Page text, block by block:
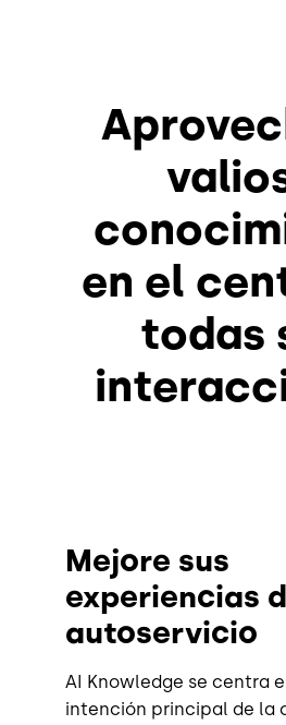
en el
todas
Mejore sus
experiencias
autoservicio
AI Knowledge se centra
intención principal de la